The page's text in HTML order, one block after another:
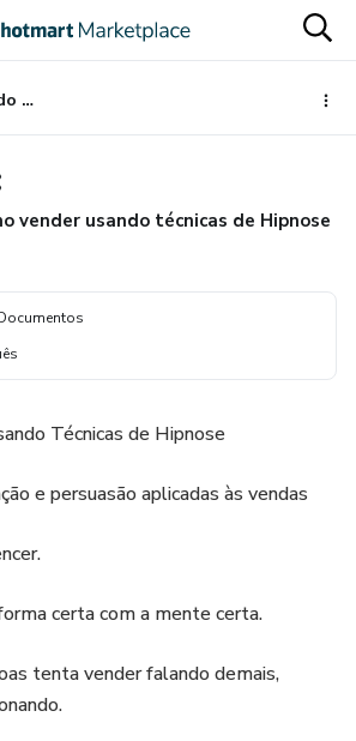
Como vender usando técnicas de Hipnose
vender usando técnicas de Hipnose
Técnicas de Hipnose
e persuasão aplicadas às vendas
certa com a mente certa.
tenta vender falando demais,